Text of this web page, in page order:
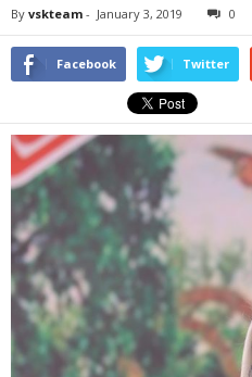
By vskteam - January 3, 2019 0
Facebook Twitter